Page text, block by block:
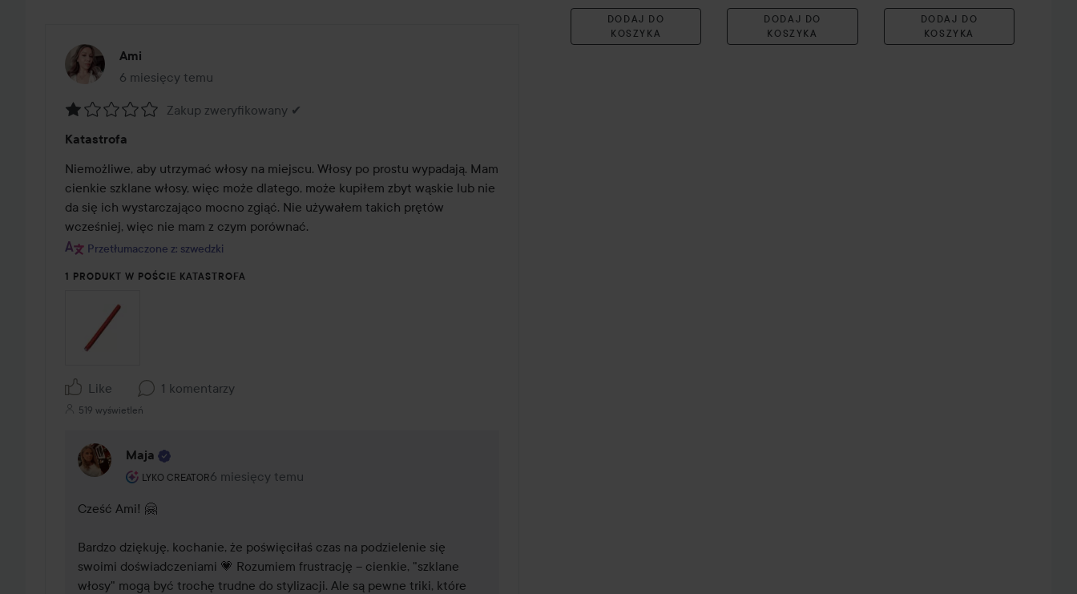
Ami
6 miesięcy temu
Post został utworzony 6 miesięcy temu
1
z
5
Zakup zweryfikowany ✔
Katastrofa
Niemożliwe, aby utrzymać włosy na miejscu. Włosy po prostu wypadają. Mam
cienkie szklane włosy, więc może dlatego, może kupiłem zbyt wąskie lub nie
da się ich wystarczająco mocno zgiąć. Nie używałem takich prętów
wcześniej, więc nie mam z czym porównać.
Przetłumaczone z: szwedzki
1 PRODUKT W POŚCIE KATASTROFA
Like 1 komentarzy
519 wyświetleń
Maja
LYKO CREATOR
Rola użytkownika: Lyko Creator.
6 miesięcy temu
Komentarz został dodany 6 miesięcy temu
Cześć Ami! 🤗
Bardzo dziękuję, kochanie, że poświęciłaś czas na podzielenie się
swoimi doświadczeniami 💗 Rozumiem frustrację – cienkie, "szklane
włosy" mogą być trochę trudne do stylizacji. Ale są pewne triki, które
DODAJ DO
KOSZYKA
DODAJ DO
KOSZYKA
DODAJ DO
KOSZYKA